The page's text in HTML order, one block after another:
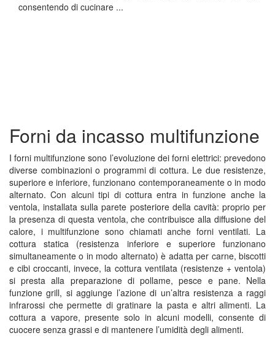
consentendo di cucinare ...
Forni da incasso multifunzione
I forni multifunzione sono l’evoluzione dei forni elettrici: prevedono
diverse combinazioni o programmi di cottura. Le due resistenze,
superiore e inferiore, funzionano contemporaneamente o in modo
alternato. Con alcuni tipi di cottura entra in funzione anche la
ventola, installata sulla parete posteriore della cavità: proprio per
la presenza di questa ventola, che contribuisce alla diffusione del
calore, i multifunzione sono chiamati anche forni ventilati. La
cottura statica (resistenza inferiore e superiore funzionano
simultaneamente o in modo alternato) è adatta per carne, biscotti
e cibi croccanti, invece, la cottura ventilata (resistenze + ventola)
si presta alla preparazione di pollame, pesce e pane. Nella
funzione grill, si aggiunge l’azione di un’altra resistenza a raggi
infrarossi che permette di gratinare la pasta e altri alimenti. La
cottura a vapore, presente solo in alcuni modelli, consente di
cuocere senza grassi e di mantenere l’umidità degli alimenti.